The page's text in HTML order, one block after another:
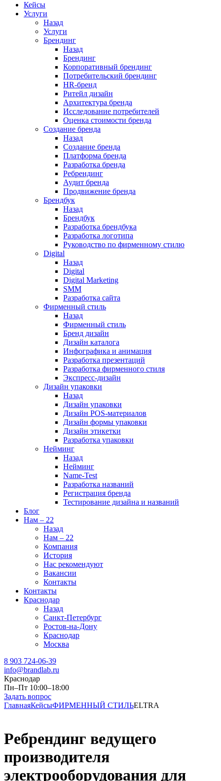
Кейсы
Услуги
Назад
Услуги
Брендинг
Назад
Брендинг
Корпоративный брендинг
Потребительский брендинг
НR-бренд
Ритейл дизайн
Архитектура бренда
Исследование потребителей
Оценка стоимости бренда
Создание бренда
Назад
Создание бренда
Платформа бренда
Разработка бренда
Ребрендинг
Аудит бренда
Продвижение бренда
Брендбук
Назад
Брендбук
Разработка брендбука
Разработка логотипа
Руководство по фирменному стилю
Digital
Назад
Digital
Digital Marketing
SMM
Разработка сайта
Фирменный стиль
Назад
Фирменный стиль
Бренд дизайн
Дизайн каталога
Инфографика и анимация
Разработка презентаций
Разработка фирменного стиля
Экспресс-дизайн
Дизайн упаковки
Назад
Дизайн упаковки
Дизайн POS-материалов
Дизайн формы упаковки
Дизайн этикетки
Разработка упаковки
Нейминг
Назад
Нейминг
Name-Test
Разработка названий
Регистрация бренда
Тестирование дизайна и названий
Блог
Нам – 22
Назад
Нам – 22
Компания
История
Нас рекомендуют
Вакансии
Контакты
Контакты
Краснодар
Назад
Санкт-Петербург
Ростов-на-Дону
Краснодар
Москва
8 903 724-06-39
info@brandlab.ru
Краснодар
Пн–Пт 10:00–18:00
Задать вопрос
ГлавнаяКейсыФИРМЕННЫЙ СТИЛЬELTRA
Ребрендинг ведущего
производителя
электрооборудования для